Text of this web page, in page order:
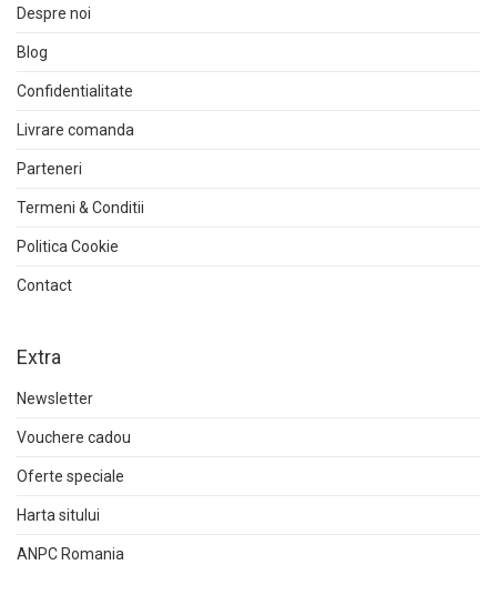
Despre noi
Blog
Confidentialitate
Livrare comanda
Parteneri
Termeni & Conditii
Politica Cookie
Contact
Extra
Newsletter
Vouchere cadou
Oferte speciale
Harta sitului
ANPC Romania